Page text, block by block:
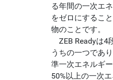
る年間の一次エ
をゼロにするこ
物のことです。
ZEB Readyは4
うちの一つであ
準一次エネルギ
50%以上の一次